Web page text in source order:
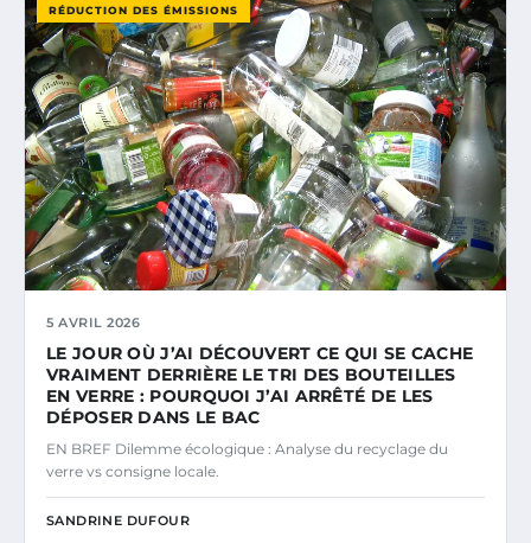
RÉDUCTION DES ÉMISSIONS
5 AVRIL 2026
LE JOUR OÙ J’AI DÉCOUVERT CE QUI SE CACHE
VRAIMENT DERRIÈRE LE TRI DES BOUTEILLES
EN VERRE : POURQUOI J’AI ARRÊTÉ DE LES
DÉPOSER DANS LE BAC
EN BREF Dilemme écologique : Analyse du recyclage du
verre vs consigne locale.
SANDRINE DUFOUR